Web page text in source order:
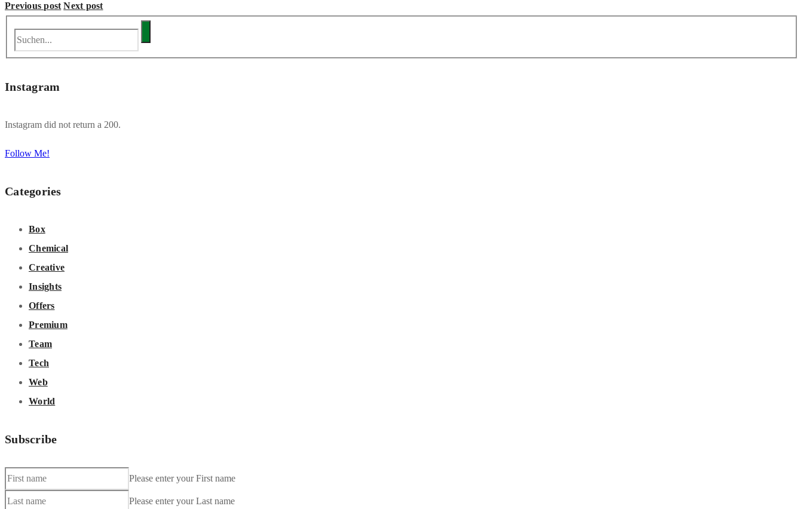
Previous post Next post
Instagram
Instagram did not return a 200.
Follow Me!
Categories
Box
Chemical
Creative
Insights
Offers
Premium
Team
Tech
Web
World
Subscribe
Please enter your First name
Please enter your Last name